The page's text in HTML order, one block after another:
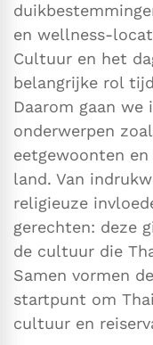
en wellness-
Cultuur en het
belangrijke rol
Daarom gaan
onderwerpen
eetgewoonten
land. Van
religieuze
gerechten: deze
de cultuur die
Samen vormen
startpunt om
cultuur en